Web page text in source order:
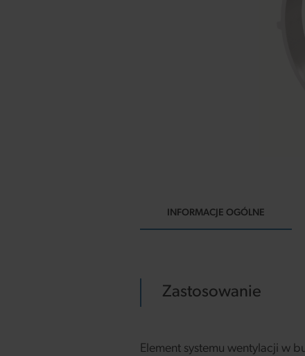
INFORMACJE OGÓLNE
Zastosowanie
Element systemu wentylacji w